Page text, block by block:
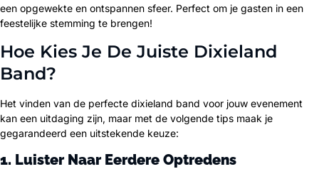
een opgewekte en ontspannen sfeer. Perfect om je gasten in een
feestelijke stemming te brengen!
Hoe Kies Je De Juiste Dixieland
Band?
Het vinden van de perfecte dixieland band voor jouw evenement
kan een uitdaging zijn, maar met de volgende tips maak je
gegarandeerd een uitstekende keuze:
1. Luister Naar Eerdere Optredens